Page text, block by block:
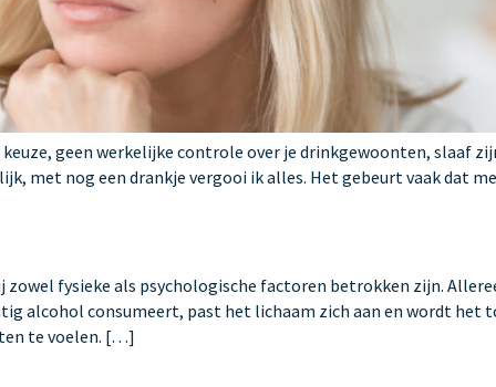
geen werkelijke controle over je drinkgewoonten, slaaf
met nog een drankje vergooi ik alles. Het gebeurt vaak dat
fysieke als psychologische factoren betrokken zijn.
alcohol consumeert, past het lichaam zich aan en wordt
te voelen. […]